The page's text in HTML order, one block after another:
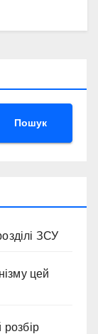
Пошук
ЗСУ
цей